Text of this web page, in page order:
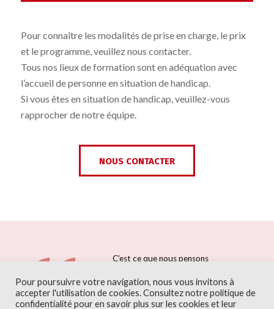
Pour connaître les modalités de prise en charge, le prix
et le programme, veuillez nous contacter.
Tous nos lieux de formation sont en adéquation avec
l’accueil de personne en situation de handicap.
Si vous êtes en situation de handicap, veuillez-vous
rapprocher de notre équipe.
NOUS CONTACTER
C’est ce que nous pensons
empêche souvent
d’apprendre.
Pour poursuivre votre navigation, nous vous invitons à
accepter l'utilisation de cookies. Consultez notre politique de
confidentialité pour en savoir plus sur les cookies et leur